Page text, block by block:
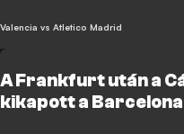
Valencia vs Atletico Madrid
A Frankfurt után a
kikapott a Barcelona